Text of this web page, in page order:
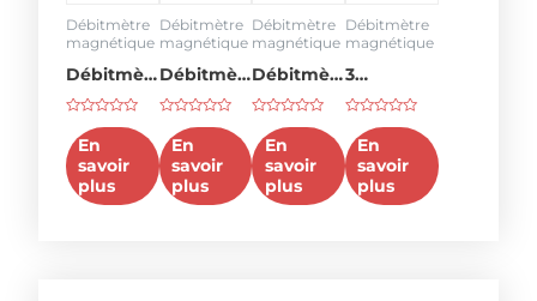
Débitmètre
magnétique
Débitmètre
6 pouces
Rated
out
of
5
En
savoir
plus
Débitmètre
magnétique
Débitmètre
4 pouces
Rated
out
of
5
En
savoir
plus
Débitmètre
magnétique
Débitmètre
3 pouces
Rated
out
of
5
En
savoir
plus
Débitmètre
magnétique
3
débitmètre
Rated
out
of
5
En
savoir
plus